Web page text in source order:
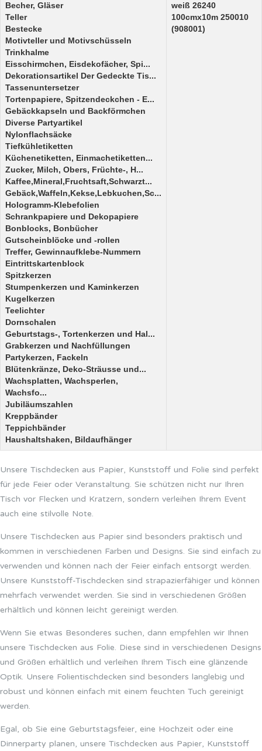
Becher, Gläser
Teller
Bestecke
Motivteller und Motivschüsseln
Trinkhalme
Eisschirmchen, Eisdekofächer, Spi...
Dekorationsartikel Der Gedeckte Tis...
Tassenuntersetzer
Tortenpapiere, Spitzendeckchen - E...
Gebäckkapseln und Backförmchen
Diverse Partyartikel
Nylonflachsäcke
Tiefkühletiketten
Küchenetiketten, Einmachetiketten...
Zucker, Milch, Obers, Früchte-, H...
Kaffee,Mineral,Fruchtsaft,Schwarzt...
Gebäck,Waffeln,Kekse,Lebkuchen,Sc...
Hologramm-Klebefolien
Schrankpapiere und Dekopapiere
Bonblocks, Bonbücher
Gutscheinblöcke und -rollen
Treffer, Gewinnaufklebe-Nummern
Eintrittskartenblock
Spitzkerzen
Stumpenkerzen und Kaminkerzen
Kugelkerzen
Teelichter
Dornschalen
Geburtstags-, Tortenkerzen und Hal...
Grabkerzen und Nachfüllungen
Partykerzen, Fackeln
Blütenkränze, Deko-Sträusse und...
Wachsplatten, Wachsperlen,
Wachsfo...
Jubiläumszahlen
Kreppbänder
Teppichbänder
Haushaltshaken, Bildaufhänger
weiß 26240
100cmx10m 250010
(908001)
Unsere Tischdecken aus Papier, Kunststoff und Folie sind perfekt
für jede Feier oder Veranstaltung. Sie schützen nicht nur Ihren
Tisch vor Flecken und Kratzern, sondern verleihen Ihrem Event
auch eine stilvolle Note.
Unsere Tischdecken aus Papier sind besonders praktisch und
kommen in verschiedenen Farben und Designs. Sie sind einfach zu
verwenden und können nach der Feier einfach entsorgt werden.
Unsere Kunststoff-Tischdecken sind strapazierfähiger und können
mehrfach verwendet werden. Sie sind in verschiedenen Größen
erhältlich und können leicht gereinigt werden.
Wenn Sie etwas Besonderes suchen, dann empfehlen wir Ihnen
unsere Tischdecken aus Folie. Diese sind in verschiedenen Designs
und Größen erhältlich und verleihen Ihrem Tisch eine glänzende
Optik. Unsere Folientischdecken sind besonders langlebig und
robust und können einfach mit einem feuchten Tuch gereinigt
werden.
Egal, ob Sie eine Geburtstagsfeier, eine Hochzeit oder eine
Dinnerparty planen, unsere Tischdecken aus Papier, Kunststoff